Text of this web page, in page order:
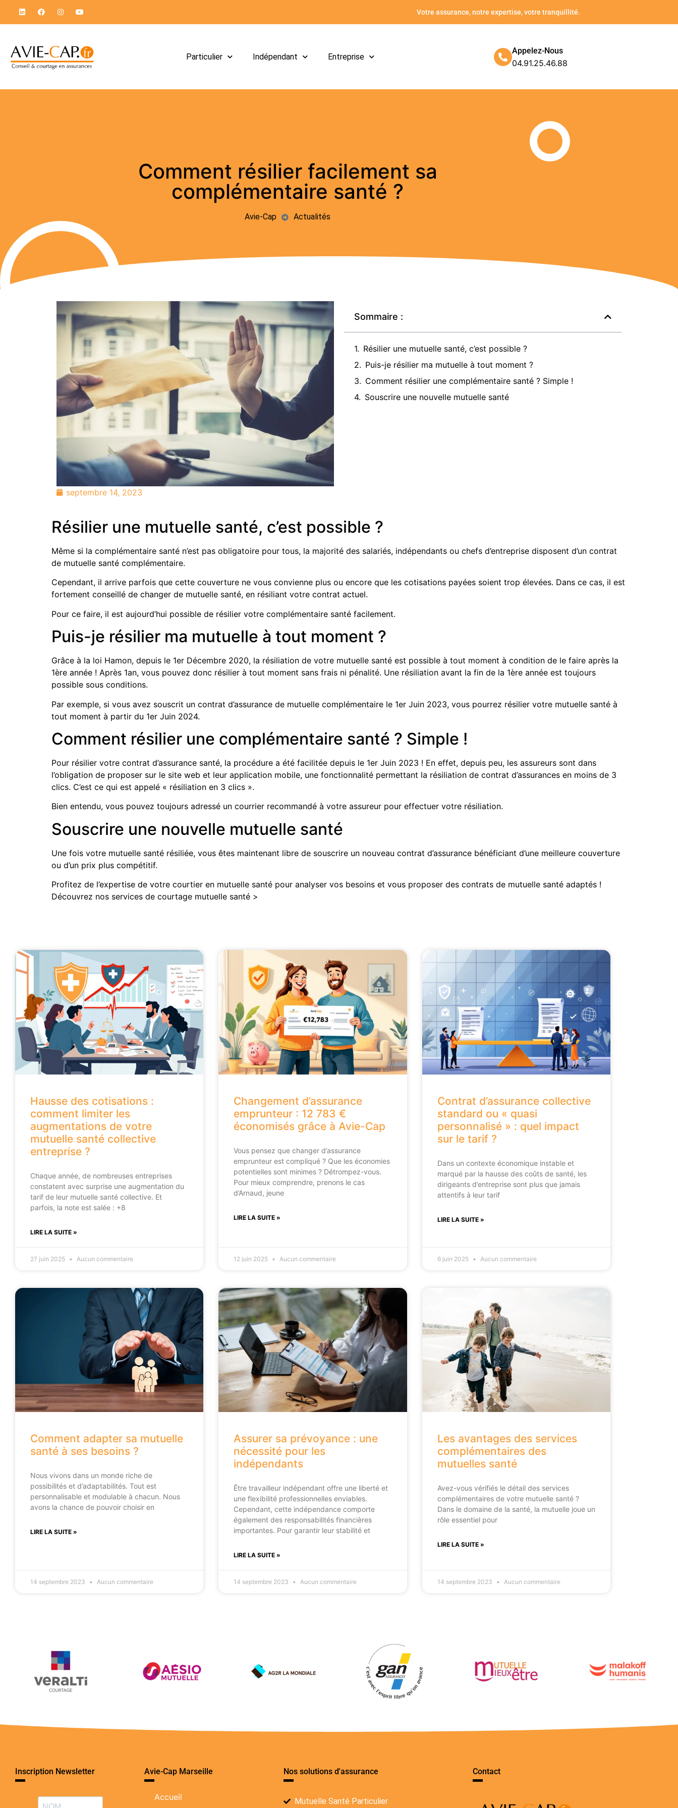
Votre assurance, notre expertise, votre tranquillité.
Particulier Indépendant Entreprise
Appelez-Nous
04.91.25.46.88
Comment résilier facilement sa
complémentaire santé ?
Avie-Cap Actualités
septembre 14, 2023
Sommaire :
Résilier une mutuelle santé, c’est possible ?
Puis-je résilier ma mutuelle à tout moment ?
Comment résilier une complémentaire santé ? Simple !
Souscrire une nouvelle mutuelle santé
Résilier une mutuelle santé, c’est possible ?
Même si la complémentaire santé n’est pas obligatoire pour tous, la majorité des salariés, indépendants ou chefs d’entreprise disposent d’un contrat
de mutuelle santé complémentaire.
Cependant, il arrive parfois que cette couverture ne vous convienne plus ou encore que les cotisations payées soient trop élevées. Dans ce cas, il est
fortement conseillé de changer de mutuelle santé, en résiliant votre contrat actuel.
Pour ce faire, il est aujourd’hui possible de résilier votre complémentaire santé facilement.
Puis-je résilier ma mutuelle à tout moment ?
Grâce à la loi Hamon, depuis le 1er Décembre 2020, la résiliation de votre mutuelle santé est possible à tout moment à condition de le faire après la
1ère année ! Après 1an, vous pouvez donc résilier à tout moment sans frais ni pénalité. Une résiliation avant la fin de la 1ère année est toujours
possible sous conditions.
Par exemple, si vous avez souscrit un contrat d’assurance de mutuelle complémentaire le 1er Juin 2023, vous pourrez résilier votre mutuelle santé à
tout moment à partir du 1er Juin 2024.
Comment résilier une complémentaire santé ? Simple !
Pour résilier votre contrat d’assurance santé, la procédure a été facilitée depuis le 1er Juin 2023 ! En effet, depuis peu, les assureurs sont dans
l’obligation de proposer sur le site web et leur application mobile, une fonctionnalité permettant la résiliation de contrat d’assurances en moins de 3
clics. C’est ce qui est appelé « résiliation en 3 clics ».
Bien entendu, vous pouvez toujours adressé un courrier recommandé à votre assureur pour effectuer votre résiliation.
Souscrire une nouvelle mutuelle santé
Une fois votre mutuelle santé résiliée, vous êtes maintenant libre de souscrire un nouveau contrat d’assurance bénéficiant d’une meilleure couverture
ou d’un prix plus compétitif.
Profitez de l’expertise de votre courtier en mutuelle santé pour analyser vos besoins et vous proposer des contrats de mutuelle santé adaptés !
Découvrez nos services de courtage mutuelle santé >
Hausse des cotisations :
comment limiter les
augmentations de votre
mutuelle santé collective
entreprise ?
Chaque année, de nombreuses entreprises
constatent avec surprise une augmentation du
tarif de leur mutuelle santé collective. Et
parfois, la note est salée : +8
LIRE LA SUITE »
27 juin 2025 Aucun commentaire
Changement d’assurance
emprunteur : 12 783 €
économisés grâce à Avie-Cap
Vous pensez que changer d’assurance
emprunteur est compliqué ? Que les économies
potentielles sont minimes ? Détrompez-vous.
Pour mieux comprendre, prenons le cas
d’Arnaud, jeune
LIRE LA SUITE »
12 juin 2025 Aucun commentaire
Contrat d’assurance collective
standard ou « quasi
personnalisé » : quel impact
sur le tarif ?
Dans un contexte économique instable et
marqué par la hausse des coûts de santé, les
dirigeants d’entreprise sont plus que jamais
attentifs à leur tarif
LIRE LA SUITE »
6 juin 2025 Aucun commentaire
Comment adapter sa mutuelle
santé à ses besoins ?
Nous vivons dans un monde riche de
possibilités et d’adaptabilités. Tout est
personnalisable et modulable à chacun. Nous
avons la chance de pouvoir choisir en
LIRE LA SUITE »
14 septembre 2023 Aucun commentaire
Assurer sa prévoyance : une
nécessité pour les
indépendants
Être travailleur indépendant offre une liberté et
une flexibilité professionnelles enviables.
Cependant, cette indépendance comporte
également des responsabilités financières
importantes. Pour garantir leur stabilité et
LIRE LA SUITE »
14 septembre 2023 Aucun commentaire
Les avantages des services
complémentaires des
mutuelles santé
Avez-vous vérifiés le détail des services
complémentaires de votre mutuelle santé ?
Dans le domaine de la santé, la mutuelle joue un
rôle essentiel pour
LIRE LA SUITE »
14 septembre 2023 Aucun commentaire
Inscription Newsletter Avie-Cap Marseille
Accueil
Nos solutions d'assurance
Mutuelle Santé Particulier
Contact